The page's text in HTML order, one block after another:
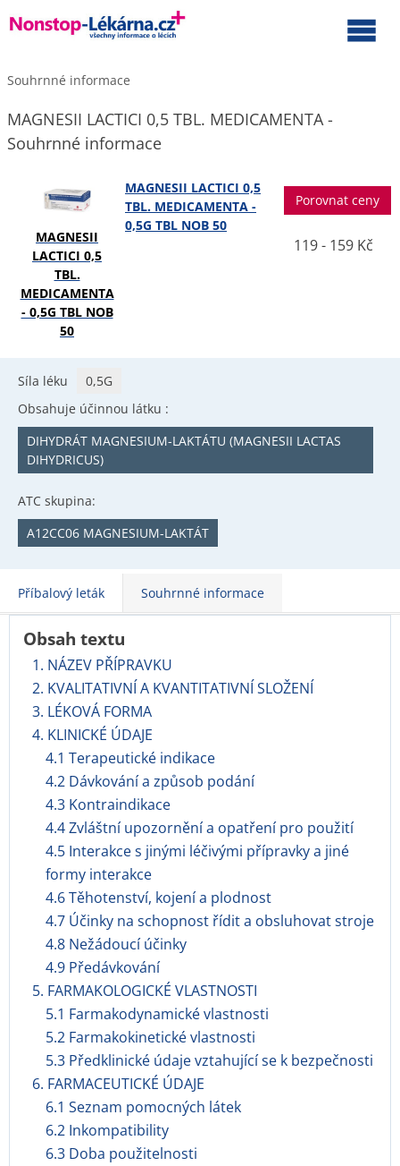
Souhrnné informace
MAGNESII LACTICI 0,5 TBL. MEDICAMENTA -
Souhrnné informace
MAGNESII
LACTICI 0,5
TBL.
MEDICAMENTA
- 0,5G TBL NOB
50
MAGNESII LACTICI 0,5
TBL. MEDICAMENTA -
0,5G TBL NOB 50
Porovnat ceny
119 - 159 Kč
Síla léku
0,5G
Obsahuje účinnou látku :
DIHYDRÁT MAGNESIUM-LAKTÁTU (MAGNESII LACTAS
DIHYDRICUS)
ATC skupina:
A12CC06 MAGNESIUM-LAKTÁT
Příbalový leták Souhrnné informace
Obsah textu
1. NÁZEV PŘÍPRAVKU
2. KVALITATIVNÍ A KVANTITATIVNÍ SLOŽENÍ
3. LÉKOVÁ FORMA
4. KLINICKÉ ÚDAJE
4.1 Terapeutické indikace
4.2 Dávkování a způsob podání
4.3 Kontraindikace
4.4 Zvláštní upozornění a opatření pro použití
4.5 Interakce s jinými léčivými přípravky a jiné
formy interakce
4.6 Těhotenství, kojení a plodnost
4.7 Účinky na schopnost řídit a obsluhovat stroje
4.8 Nežádoucí účinky
4.9 Předávkování
5. FARMAKOLOGICKÉ VLASTNOSTI
5.1 Farmakodynamické vlastnosti
5.2 Farmakokinetické vlastnosti
5.3 Předklinické údaje vztahující se k bezpečnosti
6. FARMACEUTICKÉ ÚDAJE
6.1 Seznam pomocných látek
6.2 Inkompatibility
6.3 Doba použitelnosti